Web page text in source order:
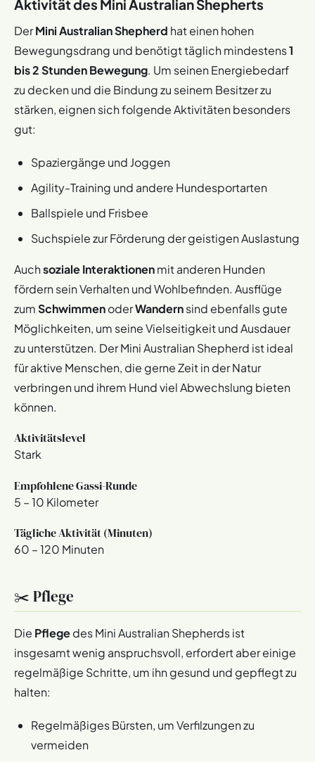
Aktivität des Mini Australian Shepherts
DerMini Australian Shepherd hat einen hohen
Bewegungsdrang und benötigt täglich mindestens1
bis 2 Stunden Bewegung. Um seinen Energiebedarf
zu decken und die Bindung zu seinem Besitzer zu
stärken, eignen sich folgende Aktivitäten besonders
gut:
Spaziergänge und Joggen
Agility-Training und andere Hundesportarten
Ballspiele und Frisbee
Suchspiele zur Förderung der geistigen Auslastung
Auchsoziale Interaktionenmit anderen Hunden
fördern sein Verhalten und Wohlbefinden. Ausflüge
zumSchwimmenoderWandernsind ebenfalls gute
Möglichkeiten, um seine Vielseitigkeit und Ausdauer
zu unterstützen. Der Mini Australian Shepherd ist ideal
für aktive Menschen, die gerne Zeit in der Natur
verbringen und ihrem Hund viel Abwechslung bieten
können.
Aktivitätslevel
Stark
Empfohlene Gassi-Runde
5 – 10 Kilometer
Tägliche Aktivität (Minuten)
60 – 120 Minuten
✂️ Pflege
Die Pflegedes Mini Australian Shepherds ist
insgesamt wenig anspruchsvoll, erfordert aber einige
regelmäßige Schritte, um ihn gesund und gepflegt zu
halten:
Regelmäßiges Bürsten, um Verfilzungen zu
vermeiden